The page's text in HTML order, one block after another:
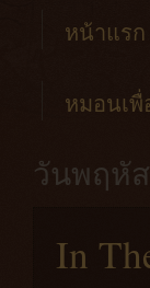
หน้าแรก
หมอนเพื่
วันพฤหั
In